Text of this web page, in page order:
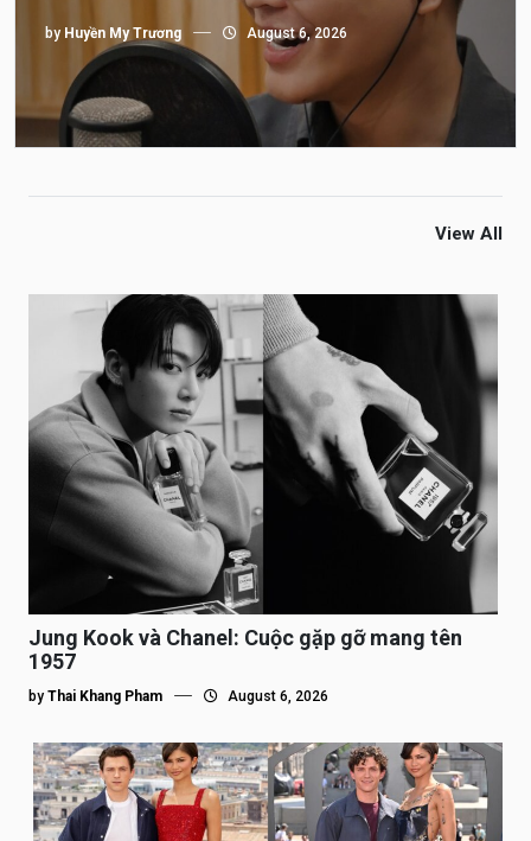
by Huyền My Trương August 6, 2026
View All
Jung Kook và Chanel: Cuộc gặp gỡ mang tên
1957
by Thai Khang Pham August 6, 2026